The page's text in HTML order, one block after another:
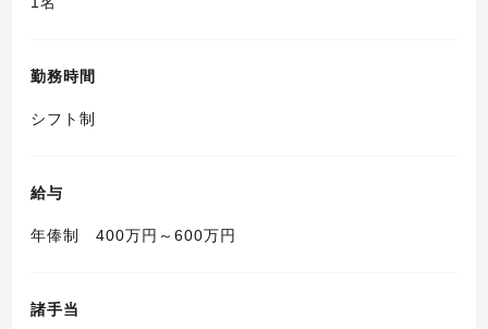
勤務時間
シフト制
給与
年俸制 400万円～600万円
諸手当